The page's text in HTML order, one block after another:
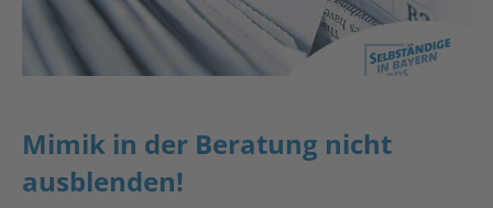
Mimik in der Beratung nicht
ausblenden!